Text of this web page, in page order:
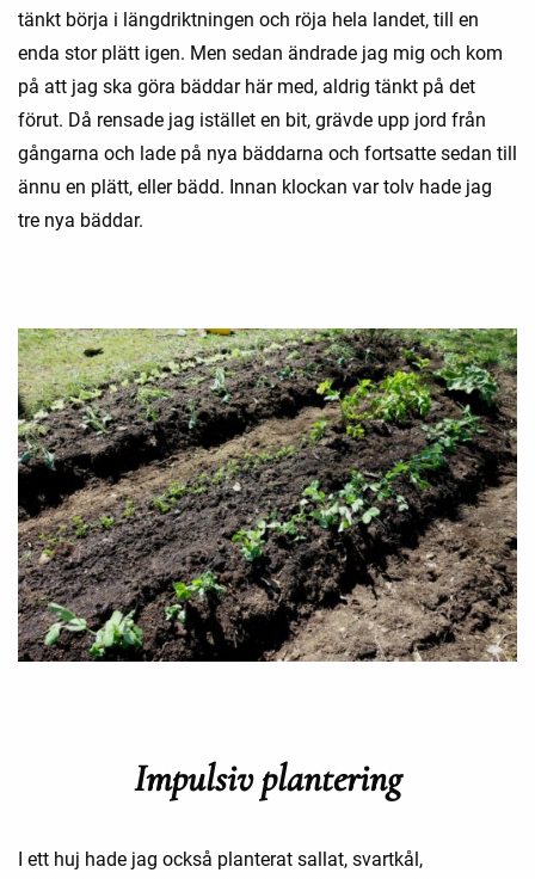
tänkt börja i längdriktningen och röja hela landet, till en
enda stor plätt igen. Men sedan ändrade jag mig och kom
på att jag ska göra bäddar här med, aldrig tänkt på det
förut. Då rensade jag istället en bit, grävde upp jord från
gångarna och lade på nya bäddarna och fortsatte sedan till
ännu en plätt, eller bädd. Innan klockan var tolv hade jag
tre nya bäddar.
Impulsiv plantering
I ett huj hade jag också planterat sallat, svartkål,